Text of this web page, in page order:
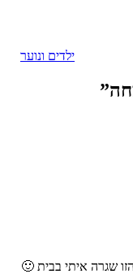
ילדים ונוער
שגרה איתי בבית 🙂